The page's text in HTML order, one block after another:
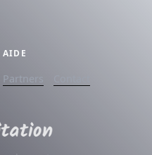
AIDE
Partners